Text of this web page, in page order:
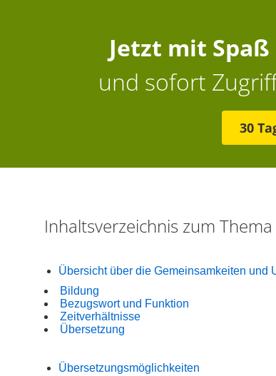
Jetzt mit
und sofort
30
Inhaltsverzeichnis zum Thema
Übersicht über die Gemeinsamkeiten und
Bildung
Bezugswort und Funktion
Zeitverhältnisse
Übersetzung
Übersetzungsmöglichkeiten